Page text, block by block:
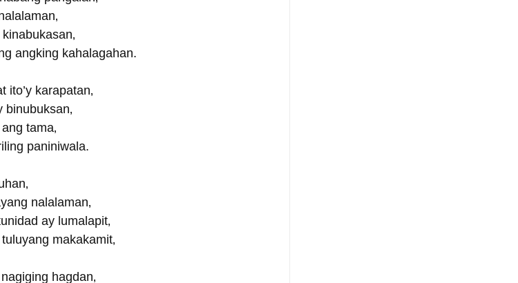
angking kahalagahan.
ito’y karapatan‚
binubuksan‚
tama‚
paniniwala.
nalalaman‚
ay lumalapit‚
makakamit‚
hagdan‚